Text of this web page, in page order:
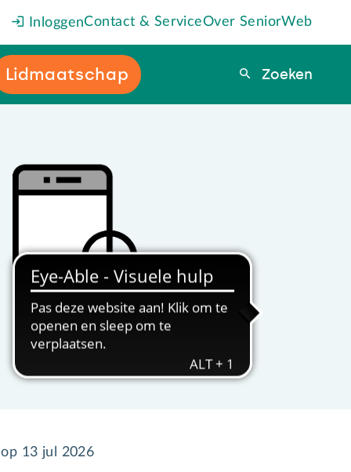
InloggenContact & ServiceOver SeniorWeb
Lidmaatschap Zoeken
Zoeken
13 jul 2026